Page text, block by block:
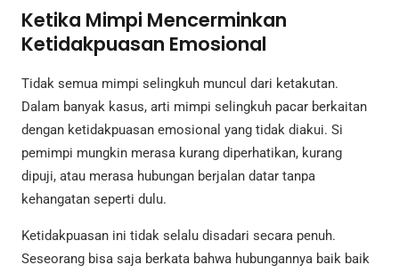
Ketika Mimpi Mencerminkan
Ketidakpuasan Emosional
Tidak semua mimpi selingkuh muncul dari ketakutan.
Dalam banyak kasus, arti mimpi selingkuh pacar berkaitan
dengan ketidakpuasan emosional yang tidak diakui. Si
pemimpi mungkin merasa kurang diperhatikan, kurang
dipuji, atau merasa hubungan berjalan datar tanpa
kehangatan seperti dulu.
Ketidakpuasan ini tidak selalu disadari secara penuh.
Seseorang bisa saja berkata bahwa hubungannya baik baik